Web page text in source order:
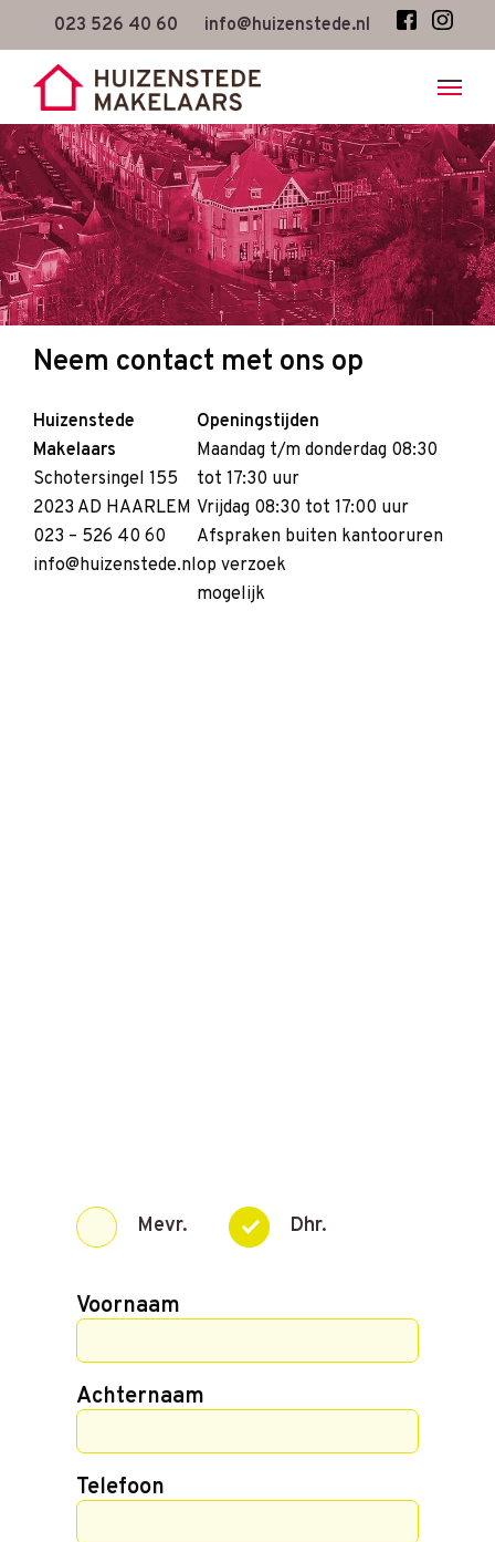
content
023 526 40 60 info@huizenstede.nl
Neem contact met ons op
Huizenstede
Makelaars
Schotersingel 155
2023 AD HAARLEM
023 – 526 40 60
info@huizenstede.nl
Openingstijden
Maandag t/m donderdag 08:30
tot 17:30 uur
Vrijdag 08:30 tot 17:00 uur
Afspraken buiten kantooruren
op verzoek
mogelijk
Mevr. Dhr.
Voornaam
Achternaam
Telefoon